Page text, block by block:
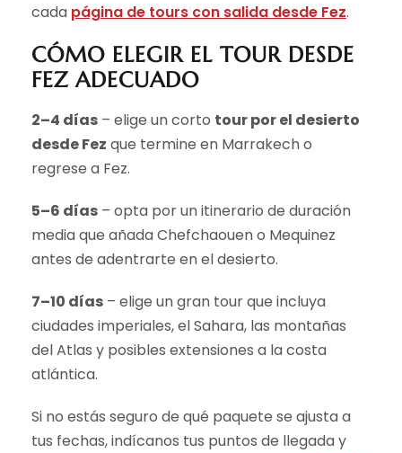
cada página de tours con salida desde Fez.
CÓMO ELEGIR EL TOUR DESDE
FEZ ADECUADO
2–4 días – elige un corto tour por el desierto
desde Fez que termine en Marrakech o
regrese a Fez.
5–6 días – opta por un itinerario de duración
media que añada Chefchaouen o Mequinez
antes de adentrarte en el desierto.
7–10 días – elige un gran tour que incluya
ciudades imperiales, el Sahara, las montañas
del Atlas y posibles extensiones a la costa
atlántica.
Si no estás seguro de qué paquete se ajusta a
tus fechas, indícanos tus puntos de llegada y